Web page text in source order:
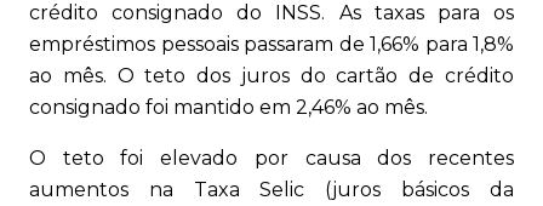
crédito consignado do INSS. As taxas para os
empréstimos pessoais passaram de 1,66% para 1,8%
ao mês. O teto dos juros do cartão de crédito
consignado foi mantido em 2,46% ao mês.
O teto foi elevado por causa dos recentes
aumentos na Taxa Selic (juros básicos da